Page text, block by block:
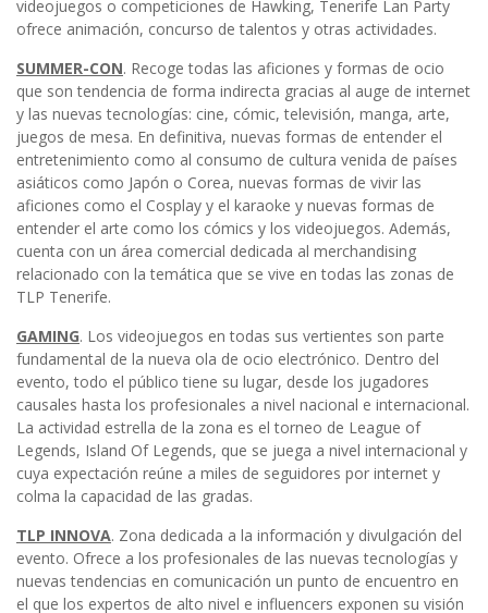
videojuegos o competiciones de Hawking, Tenerife Lan Party
ofrece animación, concurso de talentos y otras actividades.
SUMMER-CON. Recoge todas las aficiones y formas de ocio
que son tendencia de forma indirecta gracias al auge de internet
y las nuevas tecnologías: cine, cómic, televisión, manga, arte,
juegos de mesa. En definitiva, nuevas formas de entender el
entretenimiento como al consumo de cultura venida de países
asiáticos como Japón o Corea, nuevas formas de vivir las
aficiones como el Cosplay y el karaoke y nuevas formas de
entender el arte como los cómics y los videojuegos. Además,
cuenta con un área comercial dedicada al merchandising
relacionado con la temática que se vive en todas las zonas de
TLP Tenerife.
GAMING. Los videojuegos en todas sus vertientes son parte
fundamental de la nueva ola de ocio electrónico. Dentro del
evento, todo el público tiene su lugar, desde los jugadores
causales hasta los profesionales a nivel nacional e internacional.
La actividad estrella de la zona es el torneo de League of
Legends, Island Of Legends, que se juega a nivel internacional y
cuya expectación reúne a miles de seguidores por internet y
colma la capacidad de las gradas.
TLP INNOVA. Zona dedicada a la información y divulgación del
evento. Ofrece a los profesionales de las nuevas tecnologías y
nuevas tendencias en comunicación un punto de encuentro en
el que los expertos de alto nivel e influencers exponen su visión